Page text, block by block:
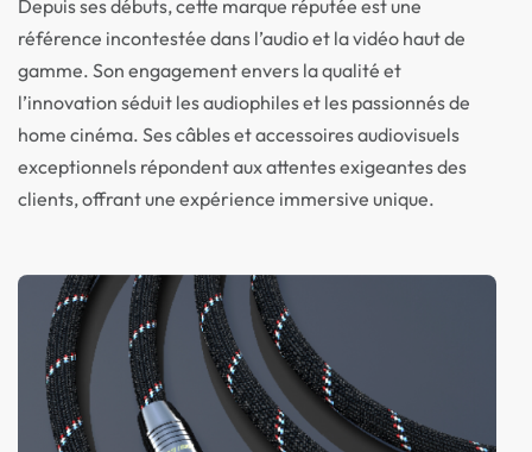
Depuis ses débuts, cette marque réputée est une
référence incontestée dans l’audio et la vidéo haut de
gamme. Son engagement envers la qualité et
l’innovation séduit les audiophiles et les passionnés de
home cinéma. Ses câbles et accessoires audiovisuels
exceptionnels répondent aux attentes exigeantes des
clients, offrant une expérience immersive unique.